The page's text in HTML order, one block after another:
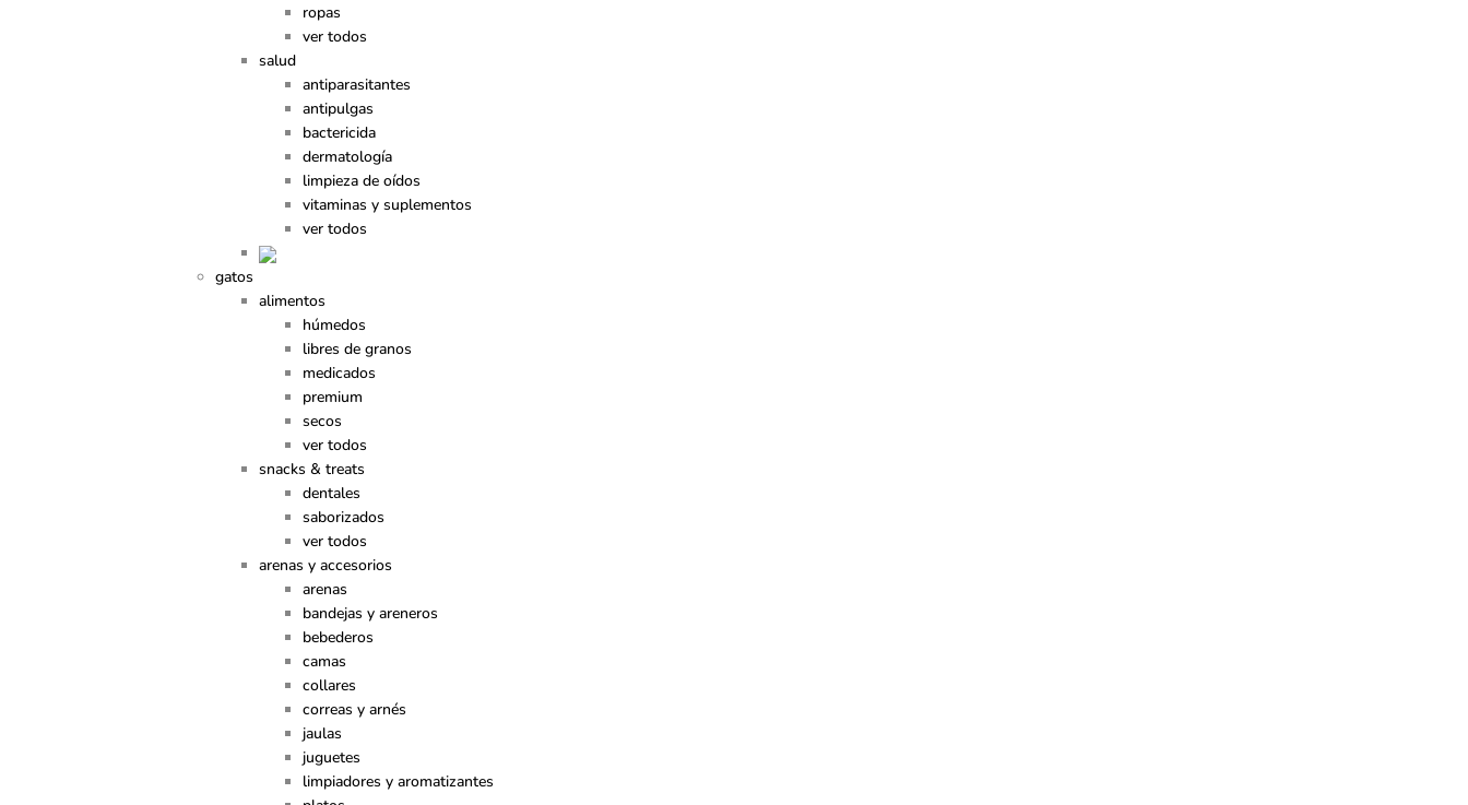
ropas
ver todos
salud
antiparasitantes
antipulgas
bactericida
dermatología
limpieza de oídos
vitaminas y suplementos
ver todos
gatos
alimentos
húmedos
libres de granos
medicados
premium
secos
ver todos
snacks & treats
dentales
saborizados
ver todos
arenas y accesorios
arenas
bandejas y areneros
bebederos
camas
collares
correas y arnés
jaulas
juguetes
limpiadores y aromatizantes